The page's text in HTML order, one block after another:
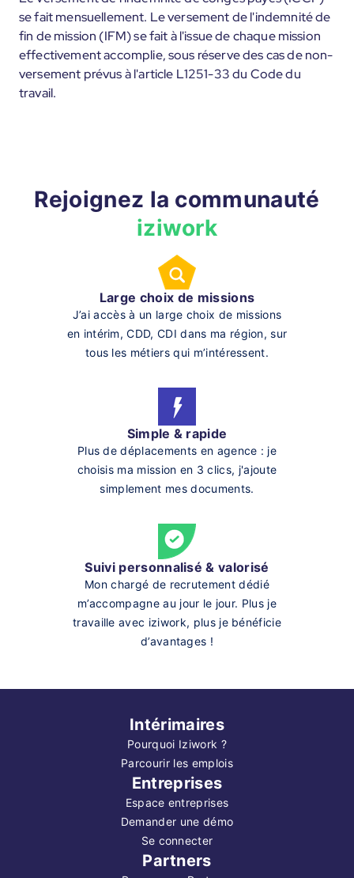
se fait mensuellement. Le versement de l'indemnité de
fin de mission (IFM) se fait à l'issue de chaque mission
effectivement accomplie, sous réserve des cas de non-
versement prévus à l'article L1251-33 du Code du
travail.
Rejoignez la communauté
iziwork
Large choix de missions
J’ai accès à un large choix de missions
en intérim, CDD, CDI dans ma région, sur
tous les métiers qui m’intéressent.
Simple & rapide
Plus de déplacements en agence : je
choisis ma mission en 3 clics, j'ajoute
simplement mes documents.
Suivi personnalisé & valorisé
Mon chargé de recrutement dédié
m’accompagne au jour le jour. Plus je
travaille avec iziwork, plus je bénéficie
d’avantages !
Intérimaires
Pourquoi Iziwork ?
Parcourir les emplois
Entreprises
Espace entreprises
Demander une démo
Se connecter
Partners